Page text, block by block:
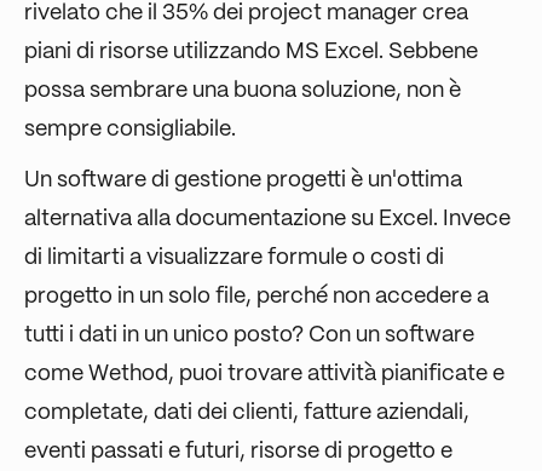
rivelato che il 35% dei project manager crea
piani di risorse utilizzando MS Excel. Sebbene
possa sembrare una buona soluzione, non è
sempre consigliabile.
Un software di gestione progetti è un'ottima
alternativa alla documentazione su Excel. Invece
di limitarti a visualizzare formule o costi di
progetto in un solo file, perché non accedere a
tutti i dati in un unico posto? Con un software
come Wethod, puoi trovare attività pianificate e
completate, dati dei clienti, fatture aziendali,
eventi passati e futuri, risorse di progetto e